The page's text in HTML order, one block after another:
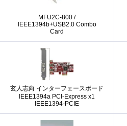
MFU2C-800 /
IEEE1394b+USB2.0 Combo
Card
玄人志向 インターフェースボード
IEEE1394a PCI-Express x1
IEEE1394-PCIE